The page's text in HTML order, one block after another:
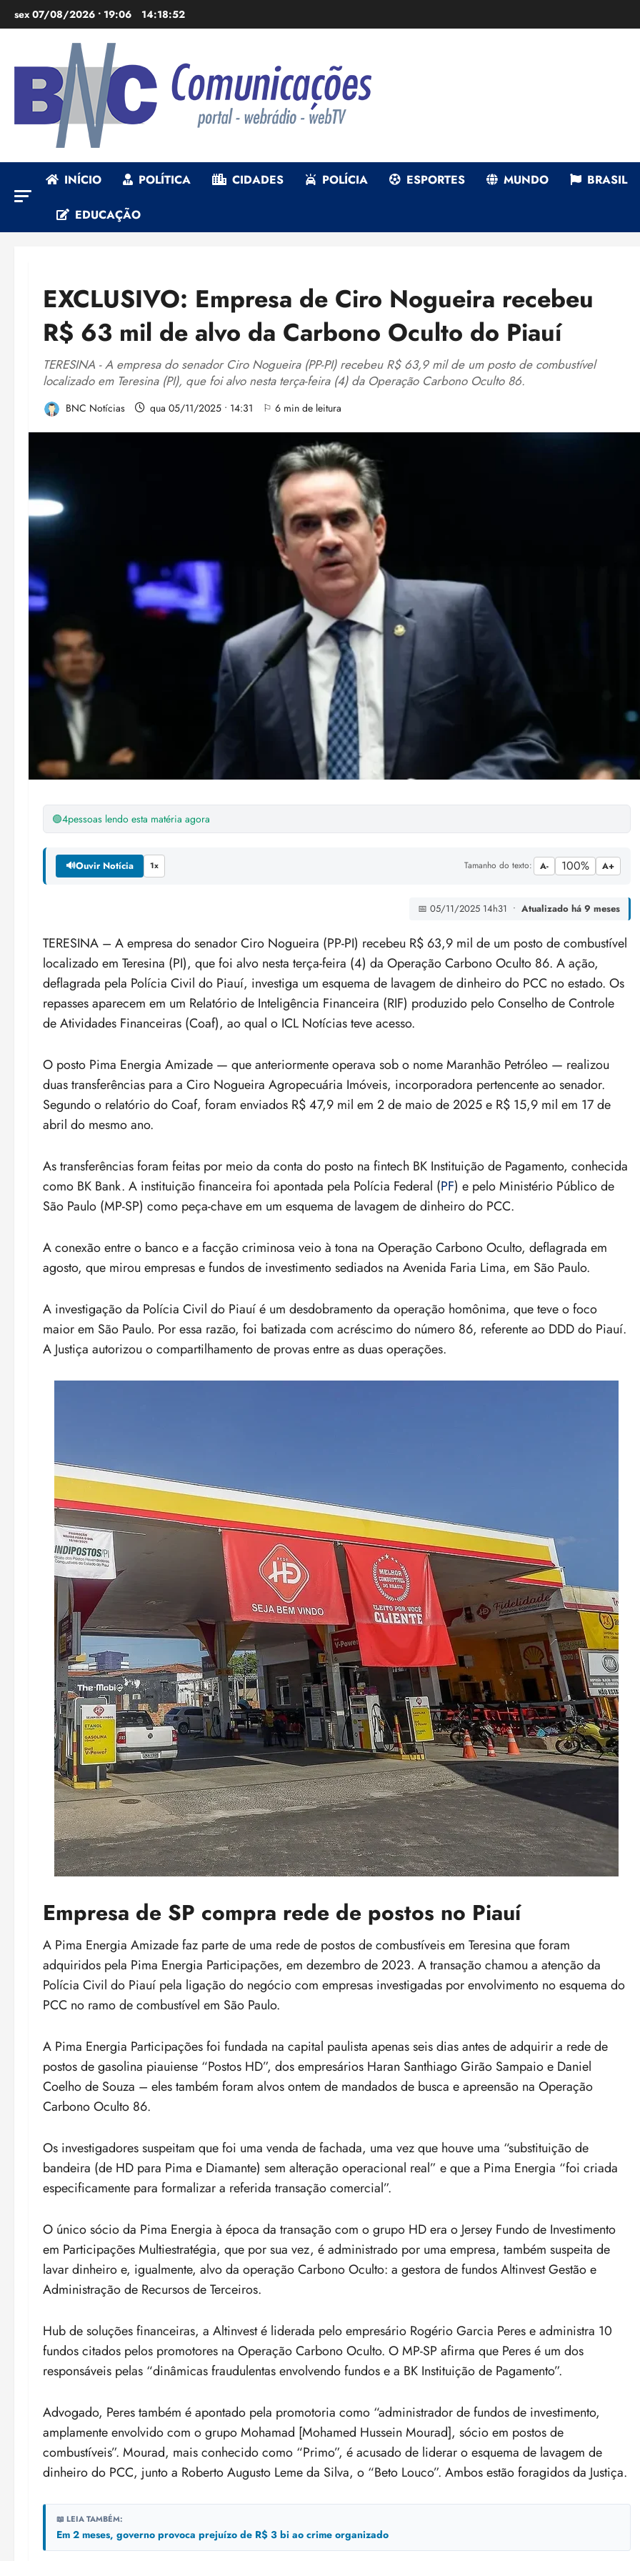
para
sex 07/08/2026 • 19:06 14:18:53
INÍCIO POLÍTICA CIDADES POLÍCIA ESPORTES MUNDO BRASIL
EDUCAÇÃO
EXCLUSIVO: Empresa de Ciro Nogueira recebeu
R$ 63 mil de alvo da Carbono Oculto do Piauí
TERESINA - A empresa do senador Ciro Nogueira (PP-PI) recebeu R$ 63,9 mil de um posto de combustível
localizado em Teresina (PI), que foi alvo nesta terça-feira (4) da Operação Carbono Oculto 86.
BNC Notícias qua 05/11/2025 • 14:31 ⚐ 6 min de leitura
🟢4pessoas lendo esta matéria agora
🔊Ouvir Notícia 1x Tamanho do texto: A- 100% A+
📅 05/11/2025 14h31 • Atualizado há 9 meses
TERESINA – A empresa do senador Ciro Nogueira (PP-PI) recebeu R$ 63,9 mil de um posto de combustível
localizado em Teresina (PI), que foi alvo nesta terça-feira (4) da Operação Carbono Oculto 86. A ação,
deflagrada pela Polícia Civil do Piauí, investiga um esquema de lavagem de dinheiro do PCC no estado. Os
repasses aparecem em um Relatório de Inteligência Financeira (RIF) produzido pelo Conselho de Controle
de Atividades Financeiras (Coaf), ao qual o ICL Notícias teve acesso.
O posto Pima Energia Amizade — que anteriormente operava sob o nome Maranhão Petróleo — realizou
duas transferências para a Ciro Nogueira Agropecuária Imóveis, incorporadora pertencente ao senador.
Segundo o relatório do Coaf, foram enviados R$ 47,9 mil em 2 de maio de 2025 e R$ 15,9 mil em 17 de
abril do mesmo ano.
As transferências foram feitas por meio da conta do posto na fintech BK Instituição de Pagamento, conhecida
como BK Bank. A instituição financeira foi apontada pela Polícia Federal (PF) e pelo Ministério Público de
São Paulo (MP-SP) como peça-chave em um esquema de lavagem de dinheiro do PCC.
A conexão entre o banco e a facção criminosa veio à tona na Operação Carbono Oculto, deflagrada em
agosto, que mirou empresas e fundos de investimento sediados na Avenida Faria Lima, em São Paulo.
A investigação da Polícia Civil do Piauí é um desdobramento da operação homônima, que teve o foco
maior em São Paulo. Por essa razão, foi batizada com acréscimo do número 86, referente ao DDD do Piauí.
A Justiça autorizou o compartilhamento de provas entre as duas operações.
Empresa de SP compra rede de postos no Piauí
A Pima Energia Amizade faz parte de uma rede de postos de combustíveis em Teresina que foram
adquiridos pela Pima Energia Participações, em dezembro de 2023. A transação chamou a atenção da
Polícia Civil do Piauí pela ligação do negócio com empresas investigadas por envolvimento no esquema do
PCC no ramo de combustível em São Paulo.
A Pima Energia Participações foi fundada na capital paulista apenas seis dias antes de adquirir a rede de
postos de gasolina piauiense “Postos HD”, dos empresários Haran Santhiago Girão Sampaio e Daniel
Coelho de Souza – eles também foram alvos ontem de mandados de busca e apreensão na Operação
Carbono Oculto 86.
Os investigadores suspeitam que foi uma venda de fachada, uma vez que houve uma “substituição de
bandeira (de HD para Pima e Diamante) sem alteração operacional real” e que a Pima Energia “foi criada
especificamente para formalizar a referida transação comercial”.
O único sócio da Pima Energia à época da transação com o grupo HD era o Jersey Fundo de Investimento
em Participações Multiestratégia, que por sua vez, é administrado por uma empresa, também suspeita de
lavar dinheiro e, igualmente, alvo da operação Carbono Oculto: a gestora de fundos Altinvest Gestão e
Administração de Recursos de Terceiros.
Hub de soluções financeiras, a Altinvest é liderada pelo empresário Rogério Garcia Peres e administra 10
fundos citados pelos promotores na Operação Carbono Oculto. O MP-SP afirma que Peres é um dos
responsáveis pelas “dinâmicas fraudulentas envolvendo fundos e a BK Instituição de Pagamento”.
Advogado, Peres também é apontado pela promotoria como “administrador de fundos de investimento,
amplamente envolvido com o grupo Mohamad [Mohamed Hussein Mourad], sócio em postos de
combustíveis”. Mourad, mais conhecido como “Primo”, é acusado de liderar o esquema de lavagem de
dinheiro do PCC, junto a Roberto Augusto Leme da Silva, o “Beto Louco”. Ambos estão foragidos da Justiça.
📖 LEIA TAMBÉM:
Em 2 meses, governo provoca prejuízo de R$ 3 bi ao crime organizado